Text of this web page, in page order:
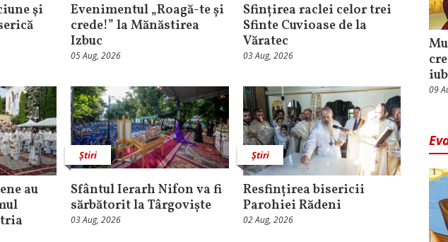
şi
Evenimentul „Roagă-te și
crede!” la Mănăstirea
Izbuc
05 Aug, 2026
Sfințirea raclei celor trei
Sfinte Cuvioase de la
Văratec
03 Aug, 2026
au
Știri
Sfântul Ierarh Nifon va fi
sărbătorit la Târgoviște
03 Aug, 2026
Știri
Resfințirea bisericii
Parohiei Rădeni
02 Aug, 2026
09